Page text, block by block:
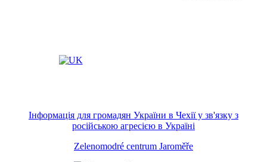
Інформація для громадян України в Чехії у зв'язку з
російською агресією в Україні
Zelenomodré centrum Jaroměře